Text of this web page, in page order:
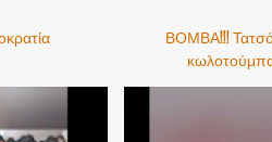
ΒΟΜΒΑ!!!